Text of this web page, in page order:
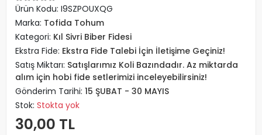
Ürün Kodu: I9SZPOUXQG
Marka: Tofida Tohum
Kategori: Kıl Sivri Biber Fidesi
Ekstra Fide: Ekstra Fide Talebi İçin İletişime Geçiniz!
Satış Miktarı: Satışlarımız Koli Bazındadır. Az miktarda
alım için hobi fide setlerimizi inceleyebilirsiniz!
Gönderim Tarihi: 15 ŞUBAT - 30 MAYIS
Stok: Stokta yok
30,00 TL